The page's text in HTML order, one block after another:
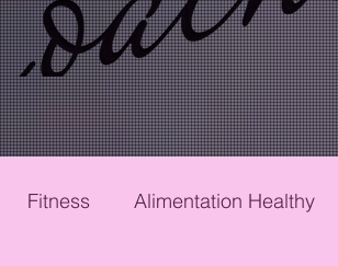
Fitness Alimentation Healthy